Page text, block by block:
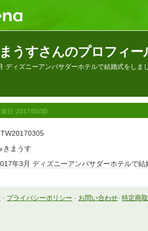
うすさんのプロフィー
ディズニーアンバサダーホテルで結婚式をしま
新日: 2017/05/30
きまうす
年3月 ディズニーアンバサダーホテルで結
- プライバシーポリシー - お問い合わせ- 特定商